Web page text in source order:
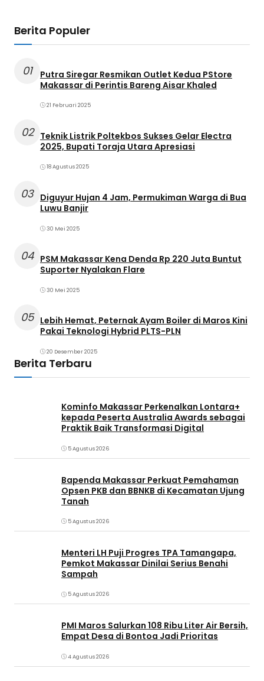
Berita Populer
01
Putra Siregar Resmikan Outlet Kedua PStore
Makassar di Perintis Bareng Aisar Khaled
21 Februari 2025
02
Teknik Listrik Poltekbos Sukses Gelar Electra
2025, Bupati Toraja Utara Apresiasi
18 Agustus 2025
03 Diguyur Hujan 4 Jam, Permukiman Warga di Bua
Luwu Banjir
30 Mei 2025
04 PSM Makassar Kena Denda Rp 220 Juta Buntut
Suporter Nyalakan Flare
30 Mei 2025
05 Lebih Hemat, Peternak Ayam Boiler di Maros Kini
Pakai Teknologi Hybrid PLTS-PLN
20 Desember 2025
Berita Terbaru
Kominfo Makassar Perkenalkan Lontara+
kepada Peserta Australia Awards sebagai
Praktik Baik Transformasi Digital
5 Agustus 2026
Bapenda Makassar Perkuat Pemahaman
Opsen PKB dan BBNKB di Kecamatan Ujung
Tanah‎
5 Agustus 2026
Menteri LH Puji Progres TPA Tamangapa,
Pemkot Makassar Dinilai Serius Benahi
Sampah
5 Agustus 2026
PMI Maros Salurkan 108 Ribu Liter Air Bersih,
Empat Desa di Bontoa Jadi Prioritas
4 Agustus 2026